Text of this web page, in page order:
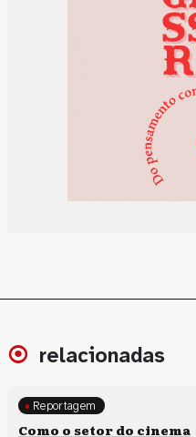
relacionadas
Políticas culturais
Reportagem
Como o setor do cinema